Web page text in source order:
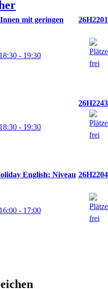
mit geringen
26H2201
18:30 - 19:30
26H2243
18:30 - 19:30
English: Niveau 26H2204
16:00 - 17:00